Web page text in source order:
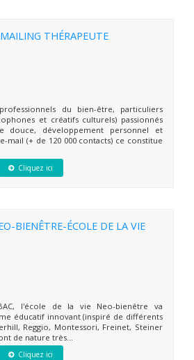
THÉRAPEUTE
du bien-être, particuliers
et créatifs culturels) passionnés
douce, développement personnel et
mail (+ de 120 000 contacts) ce constitue
Cliquez ici
BIENÊTRE-ÉCOLE DE LA VIE
l'école de la vie Neo-bienêtre va
éducatif innovant (inspiré de différents
Reggio, Montessori, Freinet, Steiner
de nature très...
Cliquez ici